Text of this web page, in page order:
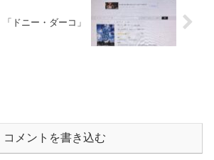
ドニー・ダーコ」
コメントを書き込む